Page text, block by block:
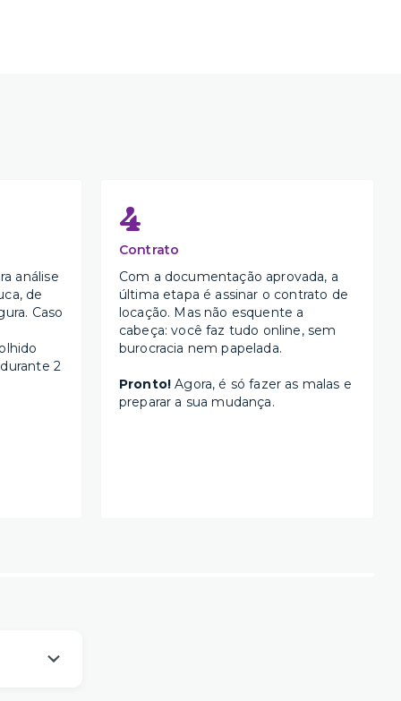
análise
de
Caso
2
4
Contrato
Com a documentação aprovada, a
última etapa é assinar o contrato de
locação. Mas não esquente a
cabeça: você faz tudo online, sem
burocracia nem papelada.
Pronto! Agora, é só fazer as malas e
preparar a sua mudança.